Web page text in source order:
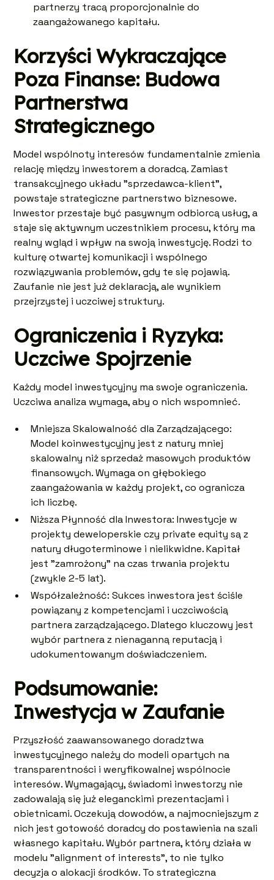
partnerzy tracą proporcjonalnie do
zaangażowanego kapitału.
Korzyści Wykraczające
Poza Finanse: Budowa
Partnerstwa
Strategicznego
Model wspólnoty interesów fundamentalnie zmienia
relację między inwestorem a doradcą. Zamiast
transakcyjnego układu "sprzedawca-klient",
powstaje strategiczne partnerstwo biznesowe.
Inwestor przestaje być pasywnym odbiorcą usług, a
staje się aktywnym uczestnikiem procesu, który ma
realny wgląd i wpływ na swoją inwestycję. Rodzi to
kulturę otwartej komunikacji i wspólnego
rozwiązywania problemów, gdy te się pojawią.
Zaufanie nie jest już deklaracją, ale wynikiem
przejrzystej i uczciwej struktury.
Ograniczenia i Ryzyka:
Uczciwe Spojrzenie
Każdy model inwestycyjny ma swoje ograniczenia.
Uczciwa analiza wymaga, aby o nich wspomnieć.
Mniejsza Skalowalność dla Zarządzającego:
Model koinwestycyjny jest z natury mniej
skalowalny niż sprzedaż masowych produktów
finansowych. Wymaga on głębokiego
zaangażowania w każdy projekt, co ogranicza
ich liczbę.
Niższa Płynność dla Inwestora: Inwestycje w
projekty deweloperskie czy private equity są z
natury długoterminowe i nielikwidne. Kapitał
jest "zamrożony" na czas trwania projektu
(zwykle 2-5 lat).
Współzależność: Sukces inwestora jest ściśle
powiązany z kompetencjami i uczciwością
partnera zarządzającego. Dlatego kluczowy jest
wybór partnera z nienaganną reputacją i
udokumentowanym doświadczeniem.
Podsumowanie:
Inwestycja w Zaufanie
Przyszłość zaawansowanego doradztwa
inwestycyjnego należy do modeli opartych na
transparentności i weryfikowalnej wspólnocie
interesów. Wymagający, świadomi inwestorzy nie
zadowalają się już eleganckimi prezentacjami i
obietnicami. Oczekują dowodów, a najmocniejszym z
nich jest gotowość doradcy do postawienia na szali
własnego kapitału. Wybór partnera, który działa w
modelu "alignment of interests", to nie tylko
decyzja o alokacji środków. To strategiczna